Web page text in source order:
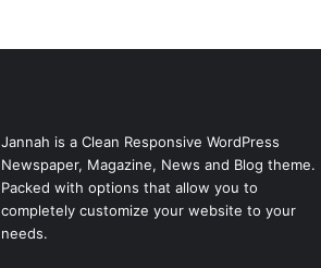
Jannah is a Clean Responsive WordPress
Newspaper, Magazine, News and Blog theme.
Packed with options that allow you to
completely customize your website to your
needs.